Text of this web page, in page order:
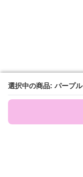
選択中の商品: パープル
選択中の商品: パープル